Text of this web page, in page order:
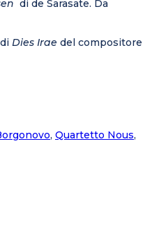
di de Sarasate. Da
Dies Irae del compositore
, Quartetto Nous,